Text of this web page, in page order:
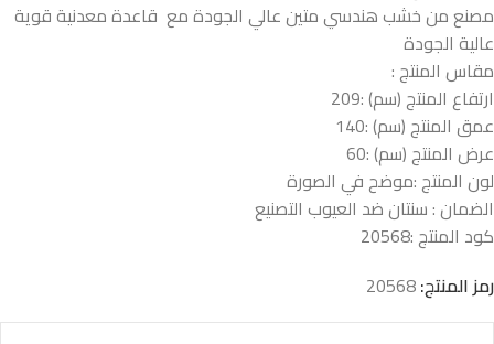
مصنع من خشب هندسي متين عالي الجودة مع قاعدة معدنية قوية
عالية الجودة
مقاس المنتج :
ارتفاع المنتج (سم) :209
عمق المنتج (سم) :140
عرض المنتج (سم) :60
لون المنتج :موضح في الصورة
الضمان : سنتان ضد العيوب التصنيع
كود المنتج :20568
رمز المنتج:20568